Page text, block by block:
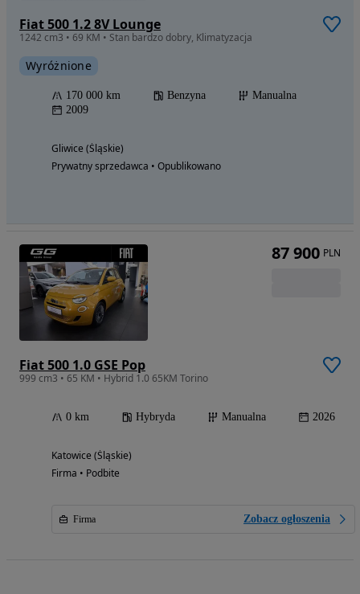
Fiat 500 1.2 8V Lounge
1242 cm3 • 69 KM • Stan bardzo dobry, Klimatyzacja
Wyróżnione
170 000 km Benzyna
Manualna
2009
Gliwice (Śląskie)
Prywatny sprzedawca • Opublikowano
Fiat 500 1.0 GSE Pop
999 cm3 • 65 KM • Hybrid 1.0 65KM Torino
0 km Hybryda Manualna 2026
Katowice (Śląskie)
Firma • Podbite
Firma Zobacz ogłoszenia
87 900 PLN